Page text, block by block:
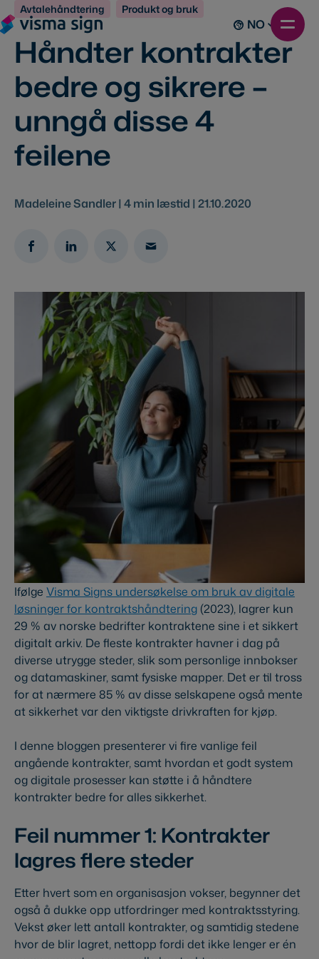
NO
Avtalehåndtering Produkt og bruk
Håndter kontrakter
bedre og sikrere –
unngå disse 4
feilene
Madeleine Sandler | 4min læstid | 21.10.2020
Ifølge Visma Signs undersøkelse om bruk av digitale
løsninger for kontraktshåndtering (2023), lagrer kun
29 % av norske bedrifter kontraktene sine i et sikkert
digitalt arkiv. De fleste kontrakter havner i dag på
diverse utrygge steder, slik som personlige innbokser
og datamaskiner, samt fysiske mapper. Det er til tross
for at nærmere 85 % av disse selskapene også mente
at sikkerhet var den viktigste drivkraften for kjøp.
I denne bloggen presenterer vi fire vanlige feil
angående kontrakter, samt hvordan et godt system
og digitale prosesser kan støtte i å håndtere
kontrakter bedre for alles sikkerhet.
Feil nummer 1: Kontrakter
lagres flere steder
Etter hvert som en organisasjon vokser, begynner det
også å dukke opp utfordringer med kontraktsstyring.
Vekst øker lett antall kontrakter, og samtidig stedene
hvor de blir lagret, nettopp fordi det ikke lenger er én